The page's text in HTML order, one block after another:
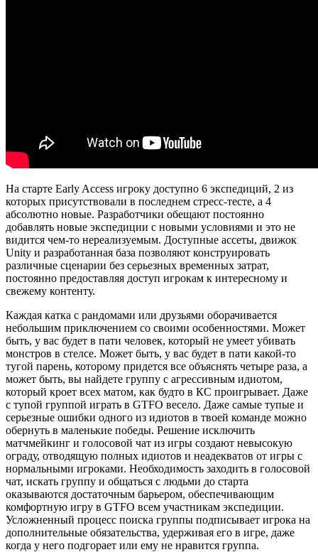
На старте Early Access игроку доступно 6 экспедиций, 2 из
которых присутствовали в последнем стресс-тесте, а 4
абсолютно новые. Разработчики обещают постоянно
добавлять новые экспедиции с новыми условиями и это не
видится чем-то нереализуемым. Доступные ассеты, движок
Unity и разработанная база позволяют конструировать
различные сценарии без серьезных временных затрат,
постоянно предоставляя доступ игрокам к интересному и
свежему контенту.
Каждая катка с рандомами или друзьями оборачивается
небольшим приключением со своими особенностями. Может
быть, у вас будет в пати человек, который не умеет убивать
монстров в стелсе. Может быть, у вас будет в пати какой-то
тугой парень, которому придется все объяснять четыре раза, а
может быть, вы найдете группу с агрессивным идиотом,
который кроет всех матом, как будто в КС проигрывает. Даже
с тупой группой играть в GTFO весело. Даже самые тупые и
серьезные ошибки одного из идиотов в твоей команде можно
обернуть в маленькие победы. Решение исключить
матчмейкинг и голосовой чат из игры создают невысокую
ограду, отводящую полных идиотов и неадекватов от игры с
нормальными игроками. Необходимость заходить в голосовой
чат, искать группу и общаться с людьми до старта
оказываются достаточным барьером, обеспечивающим
комфортную игру в GTFO всем участникам экспедиции.
Усложненный процесс поиска группы подписывает игрока на
дополнительные обязательства, удерживая его в игре, даже
когда у него подгорает или ему не нравится группа.